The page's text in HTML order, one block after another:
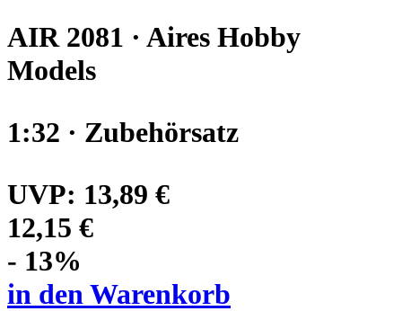
AIR 2081 · Aires Hobby
Models
1:32 · Zubehörsatz
UVP: 13,89 €
12,15 €
- 13%
in den Warenkorb